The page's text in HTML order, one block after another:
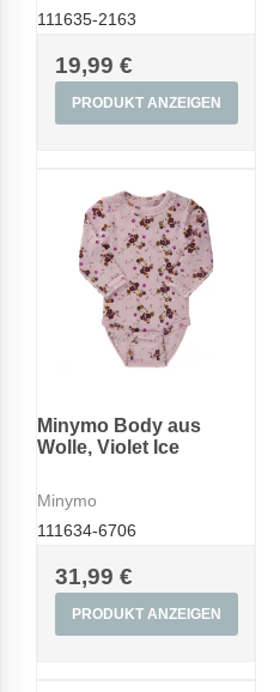
111635-2163
19,99 €
PRODUKT ANZEIGEN
Minymo Body aus
Wolle, Violet Ice
Minymo
111634-6706
31,99 €
PRODUKT ANZEIGEN